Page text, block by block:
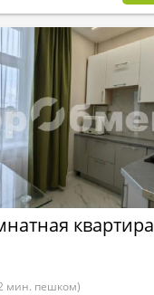
квартира
мин. пешком)